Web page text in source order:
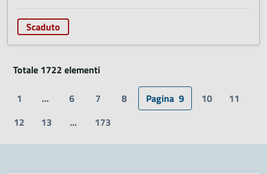
Scaduto
Totale 1722 elementi
1
... 6 7 8 Pagina 9 10
11
12
13 ... 173